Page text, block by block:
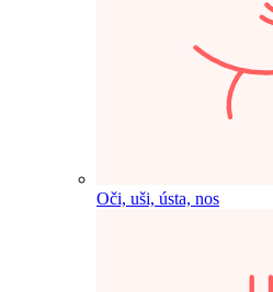
Oči, uši, ústa, nos